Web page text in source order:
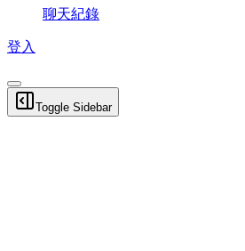
聊天紀錄
登入
Toggle Sidebar